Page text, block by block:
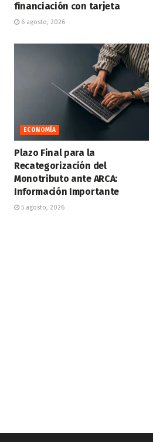
financiación con tarjeta
6 agosto, 2026
ECONOMÍA
Plazo Final para la
Recategorización del
Monotributo ante ARCA:
Información Importante
5 agosto, 2026